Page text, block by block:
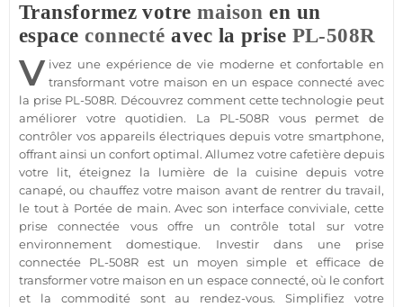
Transformez votremaison en un
espaceconnecté avec la prise PL-508R
V ivez une expérience de vie moderne et confortable en
transformant votre maison en un espaceconnecté avec
la prise PL-508R. Découvrez comment cette technologie peut
améliorer votre quotidien. La PL-508R vous permet de
contrôler vos appareils électriques depuis votre smartphone,
offrant ainsi un confort optimal. Allumez votre cafetière depuis
votre lit, éteignez la lumière de la cuisine depuis votre
canapé, ou chauffez votre maison avant de rentrer du travail,
le tout à Portée de main. Avec son interface conviviale, cette
priseconnectée vous offre un contrôle total sur votre
environnement domestique. Investir dans une prise
connectée
PL-508R est un moyen simple et efficace de
transformer votre maison en un espaceconnecté, où le confort
et la commodité sont au rendez-vous. Simplifiez votre